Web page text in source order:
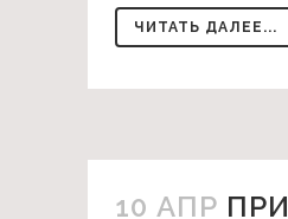
ЧИТАТЬ ДАЛЕЕ...
10 АПР ПРИ